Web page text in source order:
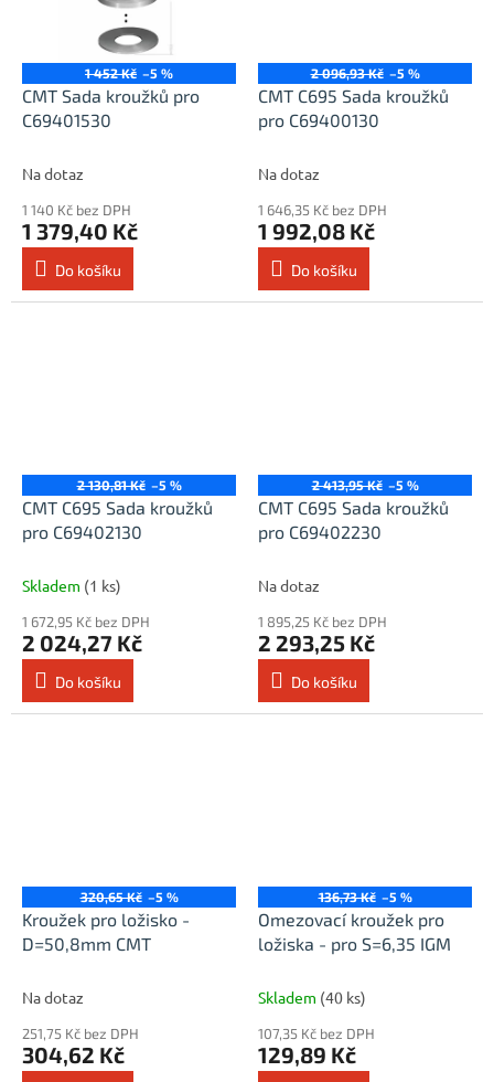
1 452 Kč –5 %
CMT Sada kroužků pro
C69401530
Na dotaz
1 140 Kč bez DPH
1 379,40 Kč
Do košíku
2 096,93 Kč –5 %
CMT C695 Sada kroužků
pro C69400130
Na dotaz
1 646,35 Kč bez DPH
1 992,08 Kč
Do košíku
2 130,81 Kč –5 %
CMT C695 Sada kroužků
pro C69402130
Skladem (1 ks)
1 672,95 Kč bez DPH
2 024,27 Kč
Do košíku
2 413,95 Kč –5 %
CMT C695 Sada kroužků
pro C69402230
Na dotaz
1 895,25 Kč bez DPH
2 293,25 Kč
Do košíku
320,65 Kč –5 %
Kroužek pro ložisko -
D=50,8mm CMT
Na dotaz
251,75 Kč bez DPH
304,62 Kč
136,73 Kč –5 %
Omezovací kroužek pro
ložiska - pro S=6,35 IGM
Skladem (40 ks)
107,35 Kč bez DPH
129,89 Kč